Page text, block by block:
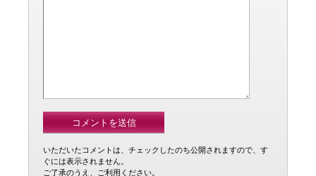
いただいたコメントは、チェックしたのち公開されますので、す
ぐには表示されません。
ご了承のうえ、ご利用ください。